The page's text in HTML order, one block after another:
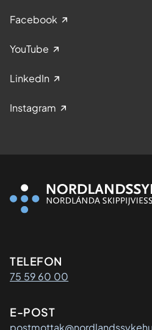
Facebook
YouTube
LinkedIn
Instagram
TELEFON
75 59 60 00
E-POST